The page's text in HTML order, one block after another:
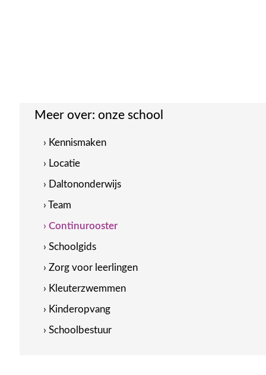
Meer over:onze school
› Kennismaken
› Locatie
› Daltononderwijs
› Team
› Continurooster
› Schoolgids
› Zorg voor leerlingen
› Kleuterzwemmen
› Kinderopvang
› Schoolbestuur